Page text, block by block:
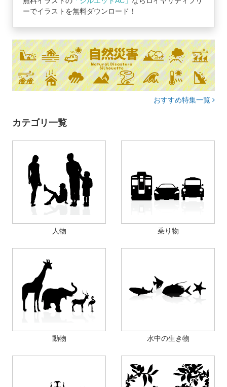
ーでイラストを無料ダウンロード！
おすすめ特集一覧
カテゴリ一覧
人物 乗り物
動物 水中の生き物